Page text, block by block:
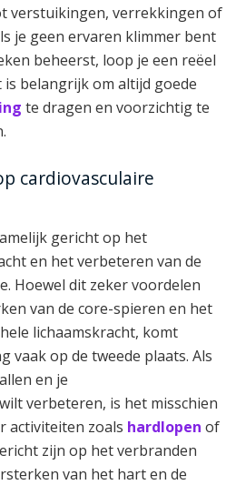
verstuikingen, verrekkingen of
je geen ervaren klimmer bent
beheerst, loop je een reëel
is belangrijk om altijd goede
te dragen en voorzichtig te
cardiovasculaire
gericht op het
en het verbeteren van de
Hoewel dit zeker voordelen
van de core-spieren en het
lichaamskracht, komt
vaak op de tweede plaats. Als
en je
verbeteren, is het misschien
activiteiten zoals hardlopen of
zijn op het verbranden
van het hart en de